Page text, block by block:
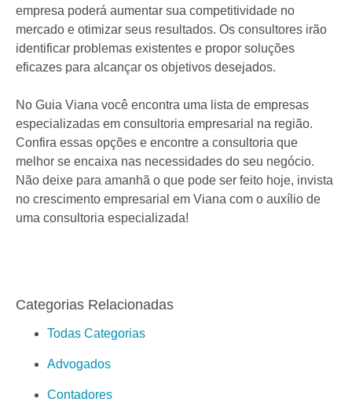
empresa poderá aumentar sua competitividade no
mercado e otimizar seus resultados. Os consultores irão
identificar problemas existentes e propor soluções
eficazes para alcançar os objetivos desejados.
No Guia Viana você encontra uma lista de empresas
especializadas em consultoria empresarial na região.
Confira essas opções e encontre a consultoria que
melhor se encaixa nas necessidades do seu negócio.
Não deixe para amanhã o que pode ser feito hoje, invista
no crescimento empresarial em Viana com o auxílio de
uma consultoria especializada!
Categorias Relacionadas
Todas Categorias
Advogados
Contadores